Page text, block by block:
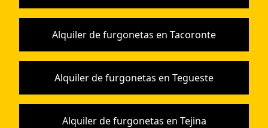
Alquiler de furgonetas en Tacoronte
Alquiler de furgonetas en Tegueste
Alquiler de furgonetas en Tejina